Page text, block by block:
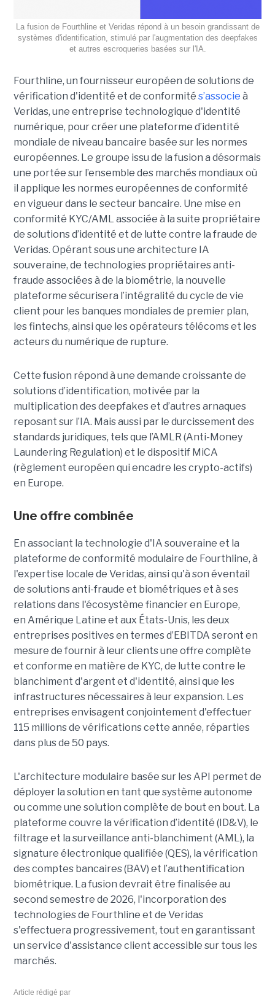
La fusion de Fourthline et Veridas répond à un besoin grandissant de
systèmes d'identification, stimulé par l'augmentation des deepfakes
et autres escroqueries basées sur l'IA.
Fourthline, un fournisseur européen de solutions de
vérification d'identité et de conformité s’associe à
Veridas, une entreprise technologique d'identité
numérique, pour créer une plateforme d’identité
mondiale de niveau bancaire basée sur les normes
européennes. Le groupe issu de la fusion a désormais
une portée sur l’ensemble des marchés mondiaux où
il applique les normes européennes de conformité
en vigueur dans le secteur bancaire. Une mise en
conformité KYC/AML associée à la suite propriétaire
de solutions d’identité et de lutte contre la fraude de
Veridas. Opérant sous une architecture IA
souveraine, de technologies propriétaires anti-
fraude associées à de la biométrie, la nouvelle
plateforme sécurisera l’intégralité du cycle de vie
client pour les banques mondiales de premier plan,
les fintechs, ainsi que les opérateurs télécoms et les
acteurs du numérique de rupture.
Cette fusion répond à une demande croissante de
solutions d’identification, motivée par la
multiplication des deepfakes et d’autres arnaques
reposant sur l’IA. Mais aussi par le durcissement des
standards juridiques, tels que l’AMLR (Anti-Money
Laundering Regulation) et le dispositif MiCA
(règlement européen qui encadre les crypto-actifs)
en Europe.
Une offre combinée
En associant la technologie d'IA souveraine et la
plateforme de conformité modulaire de Fourthline, à
l'expertise locale de Veridas, ainsi qu'à son éventail
de solutions anti-fraude et biométriques et à ses
relations dans l'écosystème financier en Europe,
en Amérique Latine et aux États-Unis, les deux
entreprises positives en termes d’EBITDA seront en
mesure de fournir à leur clients une offre complète
et conforme en matière de KYC, de lutte contre le
blanchiment d'argent et d'identité, ainsi que les
infrastructures nécessaires à leur expansion. Les
entreprises envisagent conjointement d'effectuer
115 millions de vérifications cette année, réparties
dans plus de 50 pays.
L'architecture modulaire basée sur les API permet de
déployer la solution en tant que système autonome
ou comme une solution complète de bout en bout. La
plateforme couvre la vérification d’identité (ID&V), le
filtrage et la surveillance anti-blanchiment (AML), la
signature électronique qualifiée (QES), la vérification
des comptes bancaires (BAV) et l’authentification
biométrique. La fusion devrait être finalisée au
second semestre de 2026, l'incorporation des
technologies de Fourthline et de Veridas
s'effectuera progressivement, tout en garantissant
un service d'assistance client accessible sur tous les
marchés.
Article rédigé par